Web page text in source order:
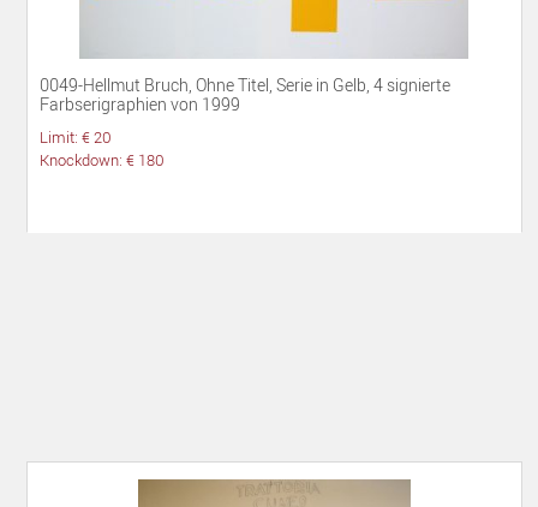
0049-Hellmut Bruch, Ohne Titel, Serie in Gelb, 4 signierte
Farbserigraphien von 1999
Limit: € 20
Knockdown: € 180